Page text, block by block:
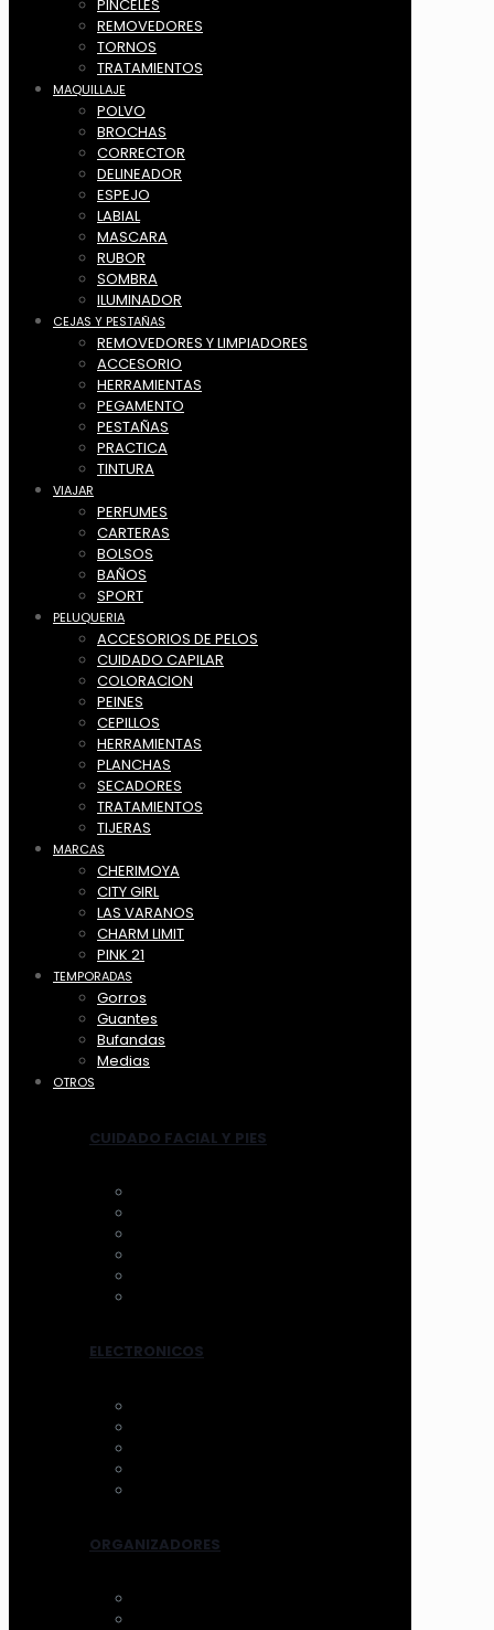
PINCELES
REMOVEDORES
TORNOS
TRATAMIENTOS
MAQUILLAJE
POLVO
BROCHAS
CORRECTOR
DELINEADOR
ESPEJO
LABIAL
MASCARA
RUBOR
SOMBRA
ILUMINADOR
CEJAS Y PESTAÑAS
REMOVEDORES Y LIMPIADORES
ACCESORIO
HERRAMIENTAS
PEGAMENTO
PESTAÑAS
PRACTICA
TINTURA
VIAJAR
PERFUMES
CARTERAS
BOLSOS
BAÑOS
SPORT
PELUQUERIA
ACCESORIOS DE PELOS
CUIDADO CAPILAR
COLORACION
PEINES
CEPILLOS
HERRAMIENTAS
PLANCHAS
SECADORES
TRATAMIENTOS
TIJERAS
MARCAS
CHERIMOYA
CITY GIRL
LAS VARANOS
CHARM LIMIT
PINK 21
TEMPORADAS
Gorros
Guantes
Bufandas
Medias
OTROS
CUIDADO FACIAL Y PIES
ELECTRONICOS
ORGANIZADORES